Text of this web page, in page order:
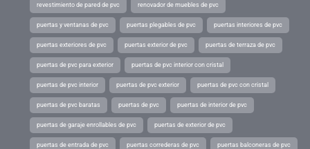
revestimiento de pared de pvc renovador de muebles de pvc
puertas y ventanas de pvc puertas plegables de pvc puertas interiores de pvc
puertas exteriores de pvc puertas exterior de pvc puertas de terraza de pvc
puertas de pvc para exterior puertas de pvc interior con cristal
puertas de pvc interior puertas de pvc exterior puertas de pvc con cristal
puertas de pvc baratas puertas de pvc puertas de interior de pvc
puertas de garaje enrollables de pvc puertas de exterior de pvc
puertas de entrada de pvc puertas correderas de pvc puertas balconeras de pvc